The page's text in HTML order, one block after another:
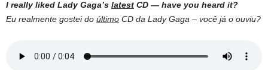
I really liked Lady Gaga’s latest CD — have you heard it?
Eu realmente gostei do último CD da Lady Gaga – você já o ouviu?